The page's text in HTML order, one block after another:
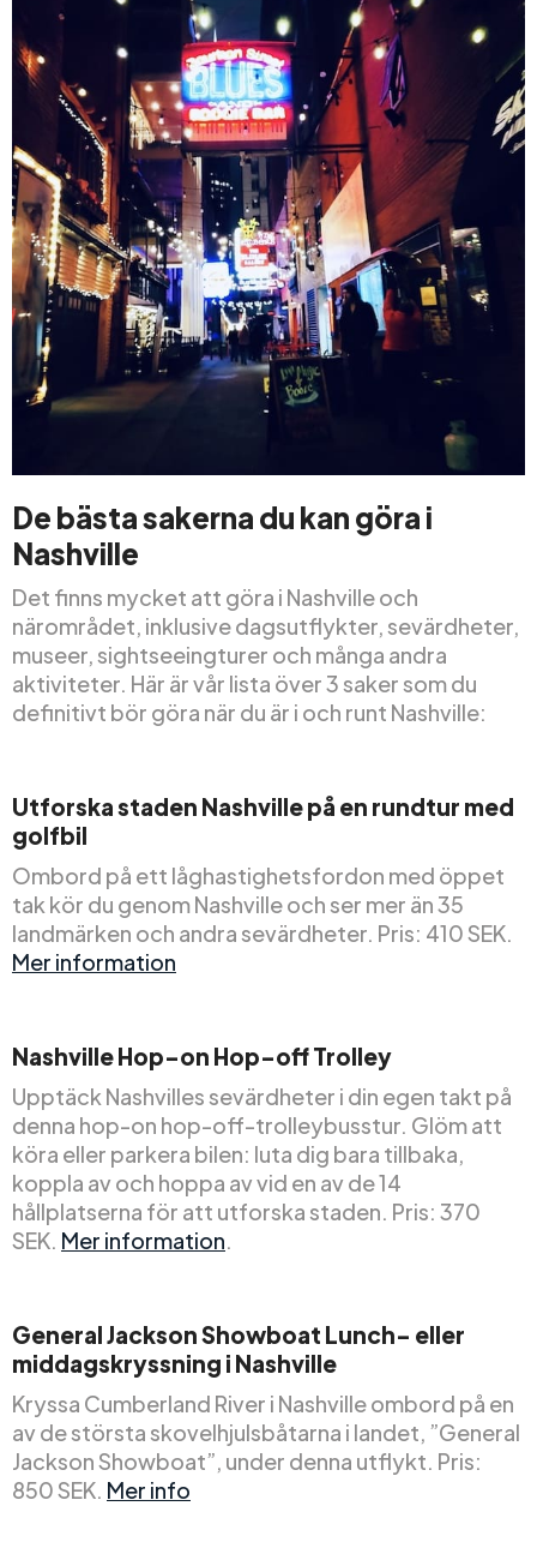
De bästa sakerna du kan göra i
Nashville
Det finns mycket att göra i Nashville och
närområdet, inklusive dagsutflykter, sevärdheter,
museer, sightseeingturer och många andra
aktiviteter. Här är vår lista över 3 saker som du
definitivt bör göra när du är i och runt Nashville:
Utforska staden Nashville på en rundtur med
golfbil
Ombord på ett låghastighetsfordon med öppet
tak kör du genom Nashville och ser mer än 35
landmärken och andra sevärdheter. Pris: 410 SEK.
Mer information
Nashville Hop-on Hop-offTrolley
Upptäck Nashvilles sevärdheter i din egen takt på
denna hop-on hop-off-trolleybusstur. Glöm att
köra eller parkera bilen: luta dig bara tillbaka,
koppla av och hoppa av vid en av de 14
hållplatserna för att utforska staden. Pris: 370
SEK. Mer information.
General Jackson Showboat Lunch- eller
middagskryssning i Nashville
Kryssa Cumberland River i Nashville ombord på en
av de största skovelhjulsbåtarna i landet, ”General
Jackson Showboat”, under denna utflykt. Pris:
850 SEK. Mer info